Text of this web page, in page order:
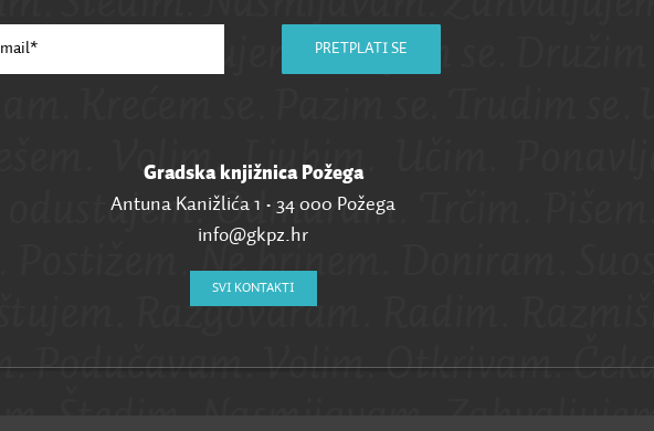
PRETPLATI SE
Gradska knjižnica Požega
Antuna Kanižlića 1 • 34 000 Požega
info@gkpz.hr
SVI KONTAKTI